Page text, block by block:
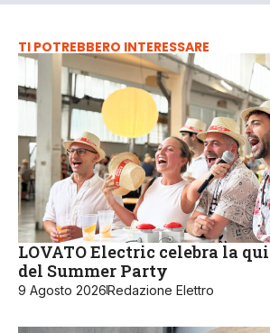
TI POTREBBERO INTERESSARE
LOVATO Electric celebra la
del Summer Party
9 Agosto 2026Redazione Elettro